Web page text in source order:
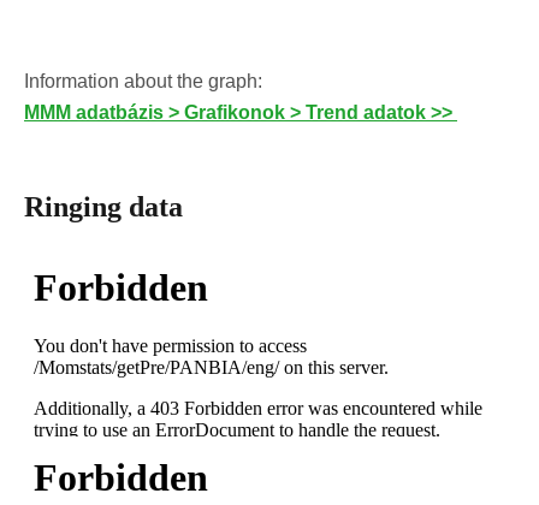
Information about the graph:
MMM adatbázis > Grafikonok > Trend adatok >>
Ringing data